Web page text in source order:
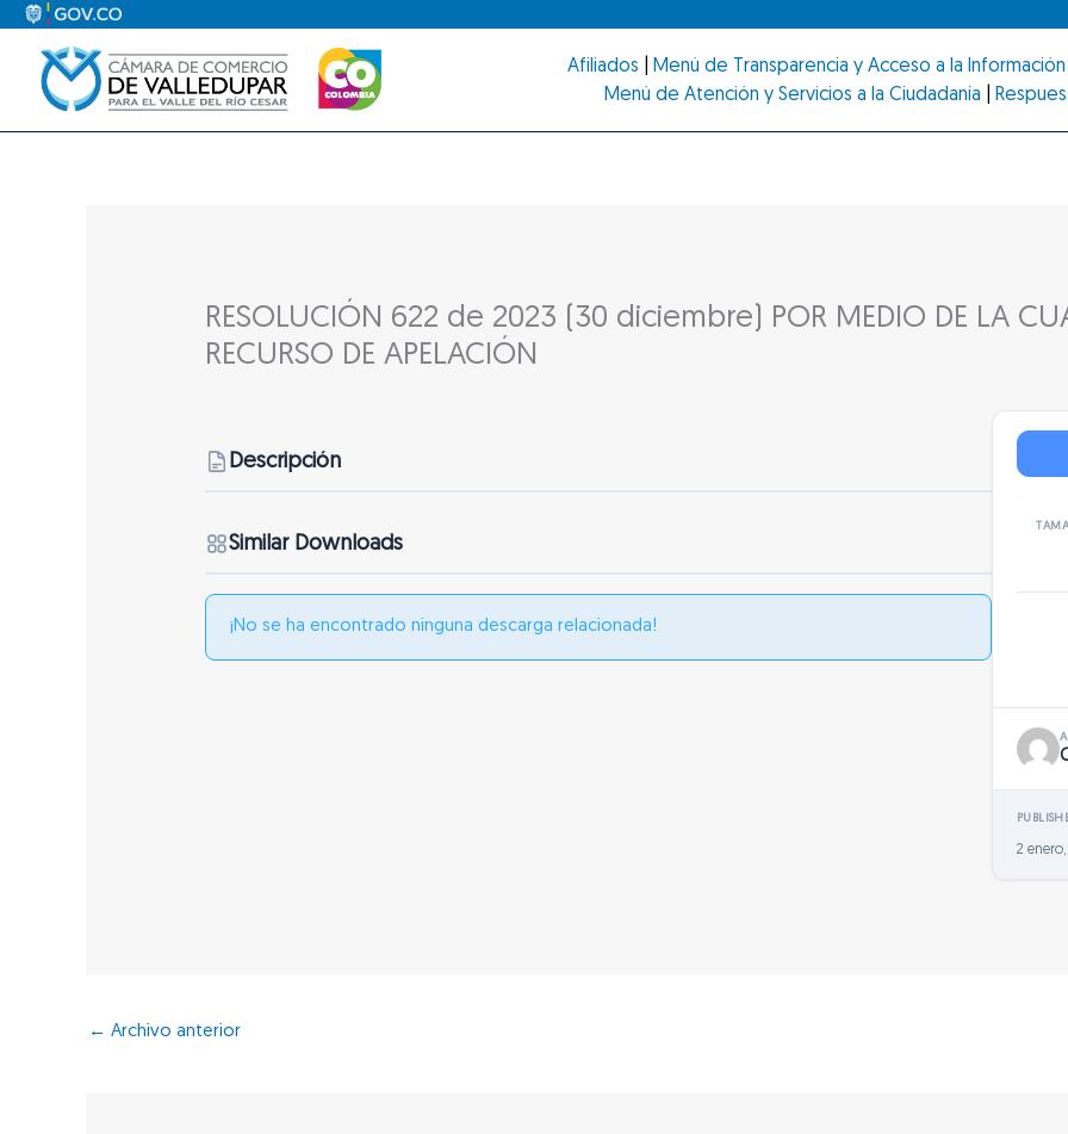
contenido
Afiliados Menú de Transparencia y Acceso a la Información
Menú de Atención y Servicios a la Ciudadanía
RESOLUCIÓN 622 de 2023 (30 diciembre) POR MEDIO DE LA
RECURSO DE APELACIÓN
Descripción
Similar Downloads
¡No se ha encontrado ninguna descarga relacionada!
2
← Archivo anterior